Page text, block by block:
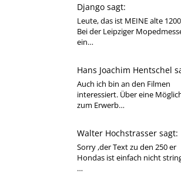
Django sagt:
Leute, das ist MEINE alte
Bei der Leipziger
ein…
Hans Joachim Hentschel
Auch ich bin an den Filmen
interessiert. Über eine
zum Erwerb…
Walter Hochstrasser sagt:
Sorry ,der Text zu den 250 er
Hondas ist einfach nicht
…